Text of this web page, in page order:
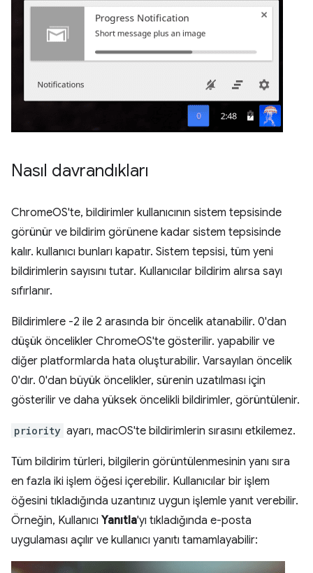
Nasıl davrandıkları
ChromeOS'te, bildirimler kullanıcının sistem tepsisinde
görünür ve bildirim görünene kadar sistem tepsisinde
kalır. kullanıcı bunları kapatır. Sistem tepsisi, tüm yeni
bildirimlerin sayısını tutar. Kullanıcılar bildirim alırsa sayı
sıfırlanır.
Bildirimlere -2 ile 2 arasında bir öncelik atanabilir. 0'dan
düşük öncelikler ChromeOS'te gösterilir. yapabilir ve
diğer platformlarda hata oluşturabilir. Varsayılan öncelik
0'dır. 0'dan büyük öncelikler, sürenin uzatılması için
gösterilir ve daha yüksek öncelikli bildirimler, görüntülenir.
priority ayarı, macOS'te bildirimlerin sırasını etkilemez.
Tüm bildirim türleri, bilgilerin görüntülenmesinin yanı sıra
en fazla iki işlem öğesi içerebilir. Kullanıcılar bir işlem
öğesini tıkladığında uzantınız uygun işlemle yanıt verebilir.
Örneğin, Kullanıcı Yanıtla'yı tıkladığında e-posta
uygulaması açılır ve kullanıcı yanıtı tamamlayabilir: